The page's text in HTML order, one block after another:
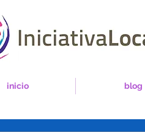
inicio blog